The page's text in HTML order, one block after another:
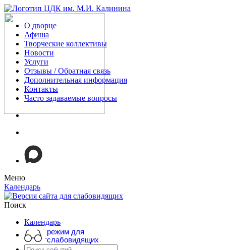
О дворце
Афиша
Творческие коллективы
Новости
Услуги
Отзывы / Обратная связь
Дополнительная информация
Контакты
Часто задаваемые вопросы
Меню
Календарь
Поиск
Календарь
режим для
слабовидящих